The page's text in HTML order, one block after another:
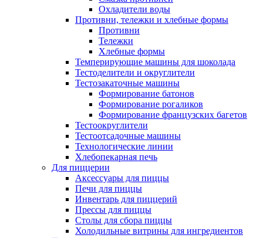
Охладители воды
Противни, тележки и хлебные формы
Противни
Тележки
Хлебные формы
Темперирующие машины для шоколада
Тестоделители и округлители
Тестозакаточные машины
Формирование батонов
Формирование рогаликов
Формирование французских багетов
Тестоокруглители
Тестоотсадочные машины
Технологические линии
Хлебопекарная печь
Для пиццерии
Аксессуары для пиццы
Печи для пиццы
Инвентарь для пиццерий
Прессы для пиццы
Столы для сбора пиццы
Холодильные витрины для ингредиентов